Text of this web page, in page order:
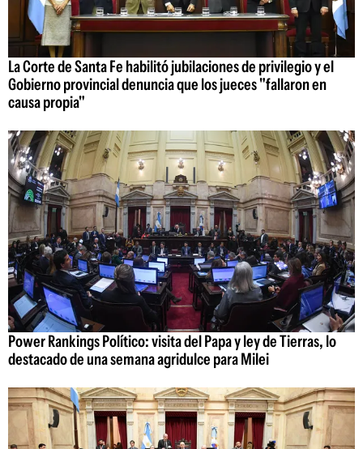
La Corte de Santa Fe habilitó jubilaciones de privilegio y el
Gobierno provincial denuncia que los jueces "fallaron en
causa propia"
Power Rankings Político: visita del Papa y ley de Tierras, lo
destacado de una semana agridulce para Milei